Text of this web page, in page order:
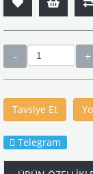
Tavsiye Et
Telegram